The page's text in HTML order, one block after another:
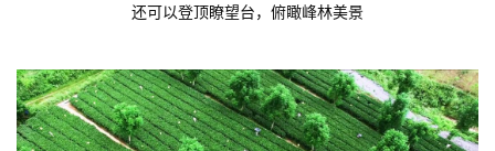
还可以登顶瞭望台，俯瞰峰林美景